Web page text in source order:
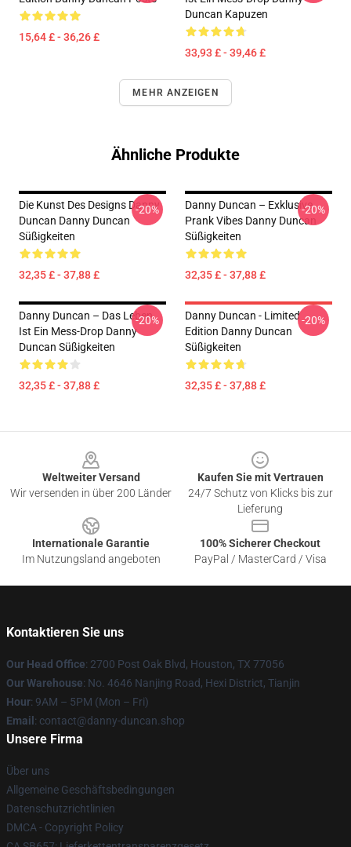
15,64 £ - 36,26 £
Duncan Kapuzen
33,93 £ - 39,46 £
MEHR ANZEIGEN
Ähnliche Produkte
Die Kunst Des Designs Danny
Duncan Danny Duncan
Süßigkeiten
32,35 £ - 37,88 £
-20%
Danny Duncan – Exklusive
Prank Vibes Danny Duncan
Süßigkeiten
32,35 £ - 37,88 £
-20%
Danny Duncan – Das Leben
Ist Ein Mess-Drop Danny
Duncan Süßigkeiten
32,35 £ - 37,88 £
-20%
Danny Duncan - Limited
Edition Danny Duncan
Süßigkeiten
32,35 £ - 37,88 £
-20%
Weltweiter Versand
Wir versenden in über 200 Länder
Kaufen Sie mit Vertrauen
24/7 Schutz von Klicks bis zur
Lieferung
Internationale Garantie
Im Nutzungsland angeboten
100% Sicherer Checkout
PayPal / MasterCard / Visa
Kontaktieren Sie uns
Our Head Office: 2700 Post Oak Blvd, Houston, TX 77056
Our Warehouse: No. 4646 Nanjing Road, Hexi District, Tianjin
Hour: 9AM – 5PM (Mon – Fri)
Email : contact@danny-duncan.shop
Unsere Firma
Über uns
Allgemeine Geschäftsbedingungen
Datenschutzrichtlinien
DMCA - Copyright Policy